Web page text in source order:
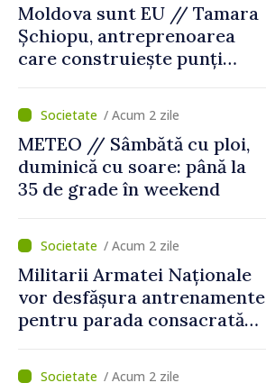
Moldova sunt EU // Tamara
Șchiopu, antreprenoarea
care construiește punți
Republica Moldova
/ Acum 2 zile
METEO // Sâmbătă cu ploi,
duminică cu soare: până la
35 de grade în weekend
/ Acum 2 zile
Militarii Armatei Naționale
vor desfășura antrenamente
pentru parada consacrată
/ Acum 2 zile